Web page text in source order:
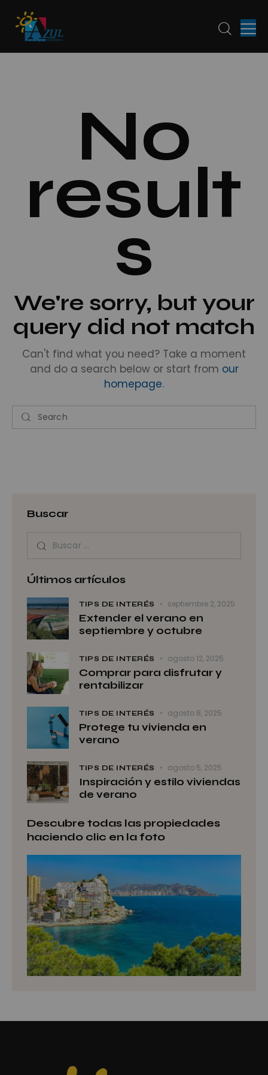
No
result
s
We're sorry, but your
query did not match
Can't find what you need? Take a moment
and do a search below or start from our
homepage.
Buscar
Últimos artículos
TIPS DE INTERÉS septiembre 2, 2025
Extender el verano en
septiembre y octubre
TIPS DE INTERÉS agosto 12, 2025
Comprar para disfrutar y
rentabilizar
TIPS DE INTERÉS agosto 8, 2025
Protege tu vivienda en
verano
TIPS DE INTERÉS agosto 5, 2025
Inspiración y estilo viviendas
de verano
Descubre todas las propiedades
haciendo clic en la foto